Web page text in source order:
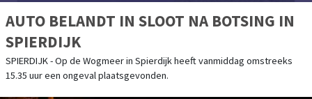
AUTO BELANDT IN SLOOT NA BOTSING IN
SPIERDIJK
SPIERDIJK - Op de Wogmeer in Spierdijk heeft vanmiddag omstreeks
15.35 uur een ongeval plaatsgevonden.